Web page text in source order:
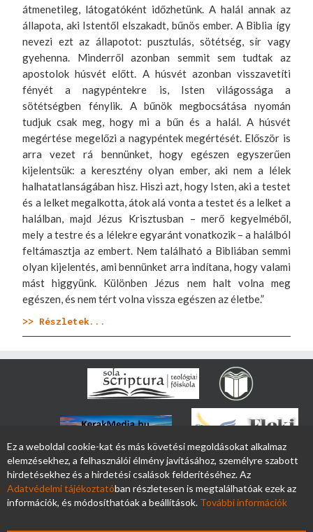
átmenetileg, látogatóként időzhetünk. A halál annak az
állapota, aki Istentől elszakadt, bűnös ember. A Biblia így
nevezi ezt az állapotot: pusztulás, sötétség, sír vagy
gyehenna. Minderről azonban semmit sem tudtak az
apostolok húsvét előtt. A húsvét azonban visszavetíti
fényét a nagypéntekre is, Isten világossága a
sötétségben fénylik. A bűnök megbocsátása nyomán
tudjuk csak meg, hogy mi a bűn és a halál. A húsvét
megértése megelőzi a nagypéntek megértését. Először is
arra vezet rá bennünket, hogy egészen egyszerűen
kijelentsük: a keresztény olyan ember, aki nem a lélek
halhatatlanságában hisz. Hiszi azt, hogy Isten, aki a testet
és a lelket megalkotta, átok alá vonta a testet és a lelket a
halálban, majd Jézus Krisztusban – merő kegyelméből,
mely a testre és a lélekre egyaránt vonatkozik – a halálból
feltámasztja az embert. Nem található a Bibliában semmi
olyan kijelentés, ami bennünket arra indítana, hogy valami
mást higgyünk. Különben Jézus nem halt volna meg
egészen, és nem tért volna vissza egészen az életbe.”
>> Részletek...
Ez a weboldal cookie-kat és más követési megoldásokat alkalmaz
elemzésekhez, a felhasználói élmény javításához, személyre szabott
hirdetésekhez és a hirdetési csalások felderítéséhez. Az
Adatvédelmi tájékoztatóban részletesen is megtalálhatóak ezek az
információk, és módosíthatóak a beállítások. További információk